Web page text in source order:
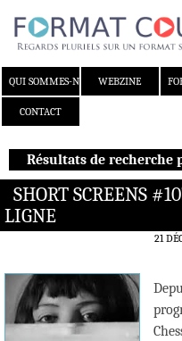
QUI SOMMES-NOUS ?WEBZINE
CONTACT
Résultats de recherche
SHORT SCREENS
LIGNE
21